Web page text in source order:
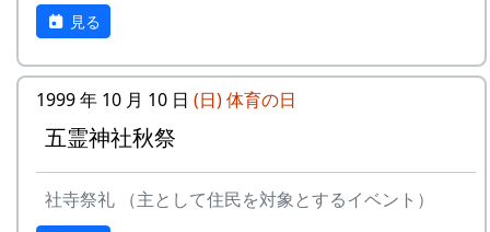
里山の自然と暮らしを守ろうと、全国に棚田オー
ナー制度というのがあります。
ある都会の若者が、棚田で田植えをして地元の人
に管理してもらい、収穫を楽しみに１年を過ごす
姿を想像して詩を書きました。
相棒の“うらめしあ”が曲をつけてくれて、兵庫県
のとある棚田コンサート（収穫日に田んぼでライ
8
この町で
9
⻩⾦の海
アンジェラ
帰ってきたよ
11
帰郷〜2000〜9⽉吉
⽇
三畳⼀間
見る
1999 年 10 月 10 日 (日)体育の日
五霊神社秋祭
社寺祭礼 （主として住民を対象とするイベント）